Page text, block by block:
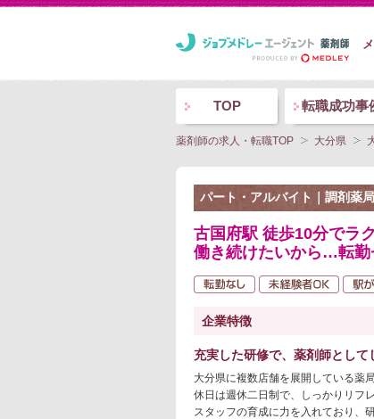
TOP 転職成功事
薬剤師の求人・転職TOP 大分県
パート・アルバイト｜調剤薬局
古国府駅 徒歩10分でラ
働き続けたいから…転勤
企業特徴
充実した研修で、薬剤師として
大分県に複数店舗を展開している薬局
休日は週休二日制で、しっかりリフ
スタッフの育成に力を入れており、